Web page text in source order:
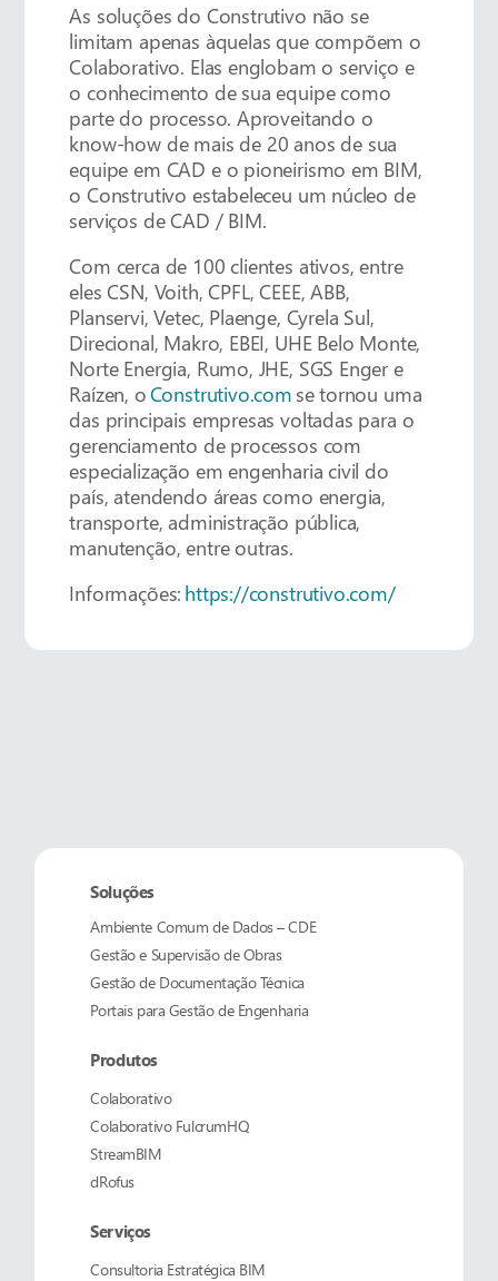
As soluções do Construtivo não se
limitam apenas àquelas que compõem o
Colaborativo. Elas englobam o serviço e
o conhecimento de sua equipe como
parte do processo. Aproveitando o
know-how de mais de 20 anos de sua
equipe em CAD e o pioneirismo em BIM,
o Construtivo estabeleceu um núcleo de
serviços de CAD / BIM.
Com cerca de 100 clientes ativos, entre
eles CSN, Voith, CPFL, CEEE, ABB,
Planservi, Vetec, Plaenge, Cyrela Sul,
Direcional, Makro, EBEI, UHE Belo Monte,
Norte Energia, Rumo, JHE, SGS Enger e
Raízen, oConstrutivo.com se tornou uma
das principais empresas voltadas para o
gerenciamento de processos com
especialização em engenharia civil do
país, atendendo áreas como energia,
transporte, administração pública,
manutenção, entre outras.
Informações: https://construtivo.com/
Soluções
Ambiente Comum de Dados – CDE
Gestão e Supervisão de Obras
Gestão de Documentação Técnica
Portais para Gestão de Engenharia
Produtos
Colaborativo
Colaborativo FulcrumHQ
StreamBIM
dRofus
Serviços
Consultoria Estratégica BIM